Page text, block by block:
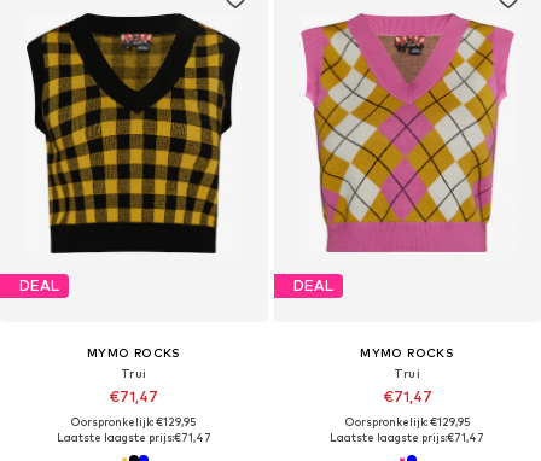
DEAL
MYMO ROCKS
Trui
€71,47
Oorspronkelijk: €129,95
Laatste laagste prijs:€71,47
DEAL
MYMO ROCKS
Trui
€71,47
Oorspronkelijk: €129,95
Laatste laagste prijs:€71,47